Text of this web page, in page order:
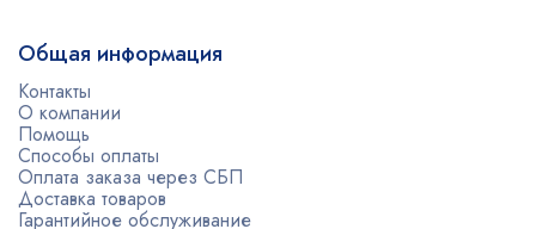
Общая информация
Контакты
О компании
Помощь
Способы оплаты
Оплата заказа через СБП
Доставка товаров
Гарантийное обслуживание